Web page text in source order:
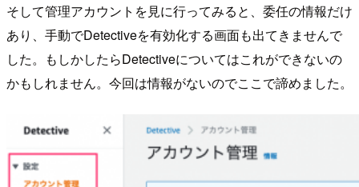
そして管理アカウントを見に行ってみると、委任の情報だけ
あり、手動でDetectiveを有効化する画面も出てきませんで
した。もしかしたらDetectiveについてはこれができないの
かもしれません。今回は情報がないのでここで諦めました。